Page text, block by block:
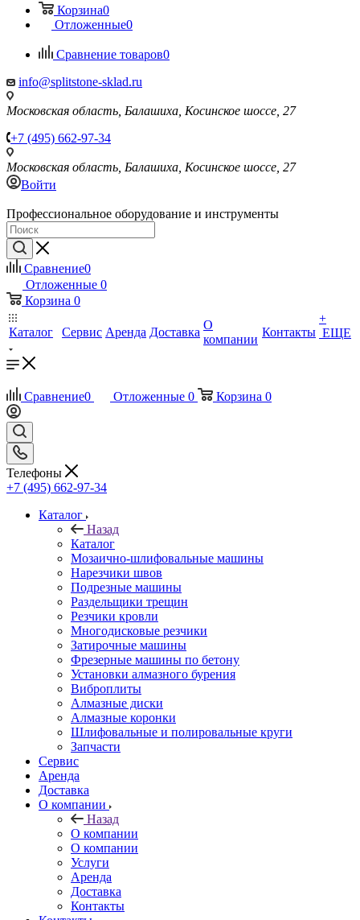
Корзина0
Отложенные0
Сравнение товаров0
info@splitstone-sklad.ru
Московская область, Балашиха, Косинское шоссе, 27
+7 (495) 662-97-34
Московская область, Балашиха, Косинское шоссе, 27
Войти
Профессиональное оборудование и инструменты
Сравнение0
Отложенные 0
Корзина 0
Каталог Сервис Аренда Доставка
О
компании
Контакты
+
ЕЩЕ
Сравнение0 Отложенные 0 Корзина 0
Телефоны
+7 (495) 662-97-34
Каталог
Назад
Каталог
Мозаично-шлифовальные машины
Нарезчики швов
Подрезные машины
Раздельщики трещин
Резчики кровли
Многодисковые резчики
Затирочные машины
Фрезерные машины по бетону
Установки алмазного бурения
Виброплиты
Алмазные диски
Алмазные коронки
Шлифовальные и полировальные круги
Запчасти
Сервис
Аренда
Доставка
О компании
Назад
О компании
О компании
Услуги
Аренда
Доставка
Контакты